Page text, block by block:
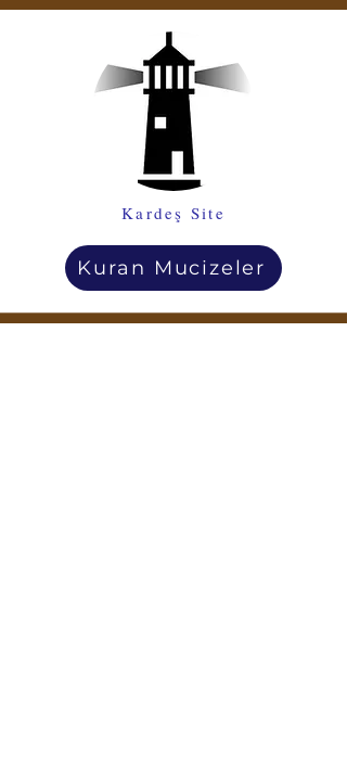
Kardeş Site
Kuran Mucizeler